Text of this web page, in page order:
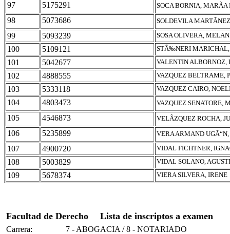
97 5175291 SOCA BORNIA,
98 5073686 SOLDEVILA
99 5093239 SOSA OLIVERA,
100 5109121 STÃ‰NERI MARICHAL,
101 5042677 VALENTIN ALBORNOZ,
102 4888555 VAZQUEZ BELTRAME,
103 5333118 VAZQUEZ CAIRO,
104 4803473 VAZQUEZ SENATORE,
105 4546873 VELÃZQUEZ ROCHA,
106 5235899 VERA ARMAND UGÃ“N,
107 4900720 VIDAL FICHTNER,
108 5003829 VIDAL SOLANO,
109 5678374 VIERA SILVERA, IRENE
Facultad de Derecho Lista de inscriptos a examen
Carrera:
7 - ABOGACIA / 8 - NOTARIADO